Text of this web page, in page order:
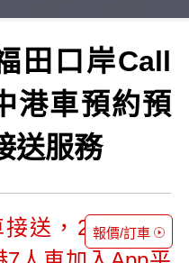
田口岸Call
港車預約預
送服務
送，24小時服
報價/訂車